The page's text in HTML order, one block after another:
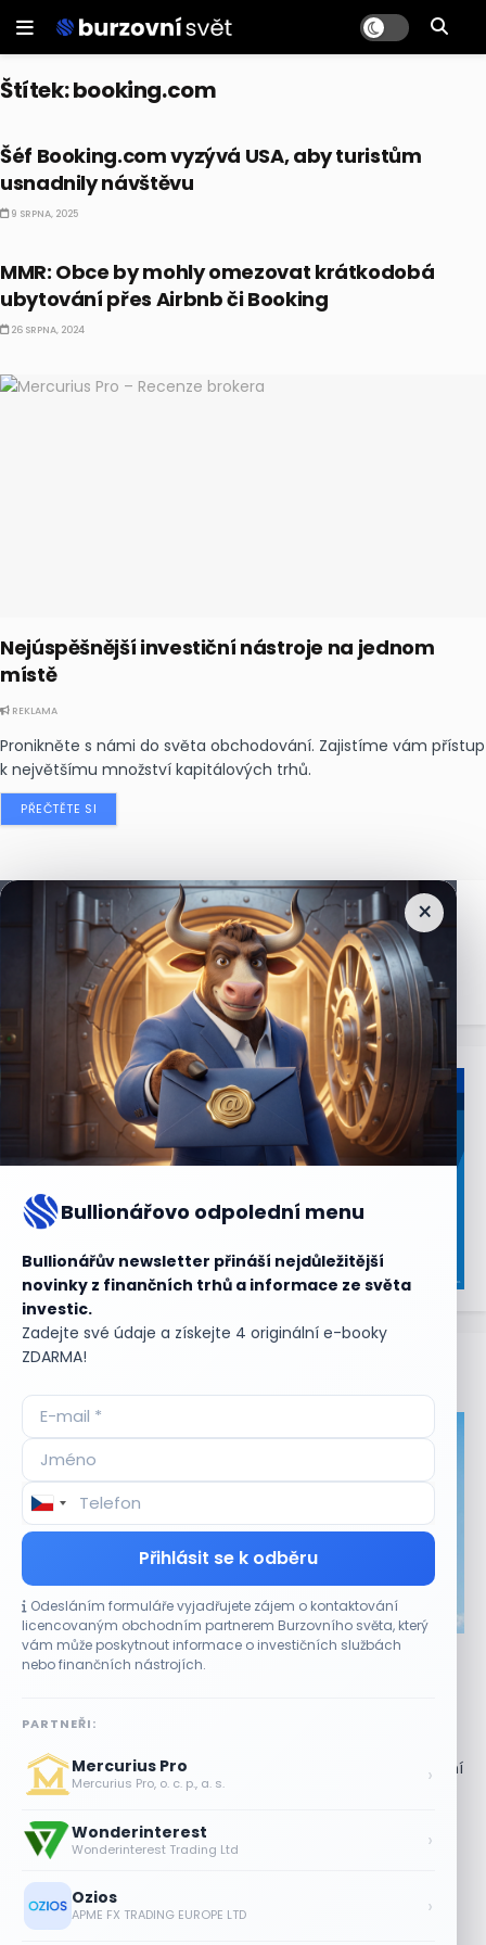
Štítek:booking.com
Šéf Booking.com vyzývá USA, aby turistům
usnadnily návštěvu
9 SRPNA, 2025
MMR: Obce by mohly omezovat krátkodobá
ubytování přes Airbnb či Booking
26 SRPNA, 2024
Nejúspěšnější investiční nástroje na jednom
místě
REKLAMA
Pronikněte s námi do světa obchodování. Zajistíme vám přístup
k největšímu množství kapitálových trhů.
PŘEČTĚTE SI
×
Bullionářovo odpolední menu
Bullionářův newsletter přináší nejdůležitější
novinky z finančních trhů a informace ze světa
investic.
Zadejte své údaje a získejte 4 originální e-booky
ZDARMA!
Přihlásit se k odběru
Odesláním formuláře vyjadřujete zájem o kontaktování
licencovaným obchodním partnerem Burzovního světa, který
vám může poskytnout informace o investičních službách
nebo finančních nástrojích.
PARTNEŘI:
Mercurius Pro
Mercurius Pro, o. c. p., a. s. ›
Wonderinterest
Wonderinterest Trading Ltd ›
Ozios
APME FX TRADING EUROPE LTD ›
Nejčtenějšízprávy
Aktuální
CO HÝBE TRHEM
Akcie Micron klesají, ale nejhoršímu výprodeji
paměťových čipů unikly
Micron Technology (MU) ve čtvrtek uzavřely obchodování
se ztrátou 1,3 %. Výrobce paměťových...
Jalapeňová kauza tlačí akcie Chipotle
níž. Analytici ale zůstávají klidní